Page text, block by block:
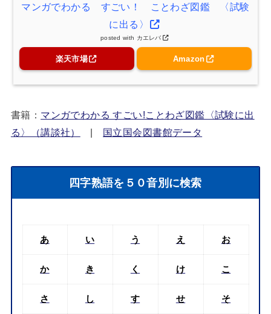
マンガでわかる すごい！ ことわざ図鑑 〈試験
に出る〉
posted with カエレバ
楽天市場 Amazon
書籍： マンガでわかる すごい!ことわざ図鑑〈試験に出
る〉（講談社）
| 国立国会図書館データ
四字熟語を５０音別に検索
あ い う え お
か き く け こ
さ し す せ そ